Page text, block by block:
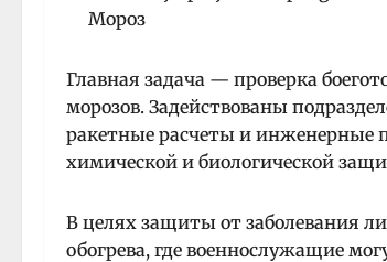
Главная задача — проверка
морозов. Задействованы
ракетные расчеты и инженерные
химической и биологической
В целях защиты от заболевания
обогрева, где военнослужащие